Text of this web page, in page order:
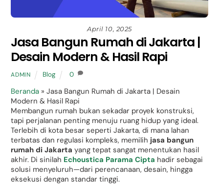
April 10, 2025
Jasa Bangun Rumah di Jakarta |
Desain Modern & Hasil Rapi
ADMIN Blog 0
Beranda »Jasa Bangun Rumah di Jakarta | Desain
Modern & Hasil Rapi
Membangun rumah bukan sekadar proyek konstruksi,
tapi perjalanan penting menuju ruang hidup yang ideal.
Terlebih di kota besar seperti Jakarta, di mana lahan
terbatas dan regulasi kompleks, memilih jasa bangun
rumah di Jakarta yang tepat sangat menentukan hasil
akhir. Di sinilah Echoustica Parama Cipta hadir sebagai
solusi menyeluruh—dari perencanaan, desain, hingga
eksekusi dengan standar tinggi.